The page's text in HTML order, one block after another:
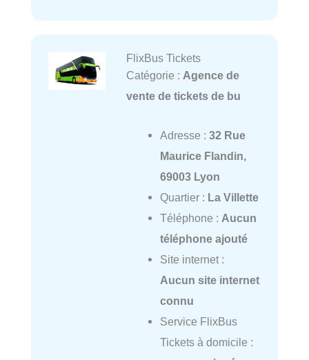
FlixBus Tickets
Catégorie : Agence de
vente de tickets de bu
Adresse : 32 Rue
Maurice Flandin,
69003 Lyon
Quartier : La Villette
Téléphone : Aucun
téléphone ajouté
Site internet :
Aucun site internet
connu
Service FlixBus
Tickets à domicile :